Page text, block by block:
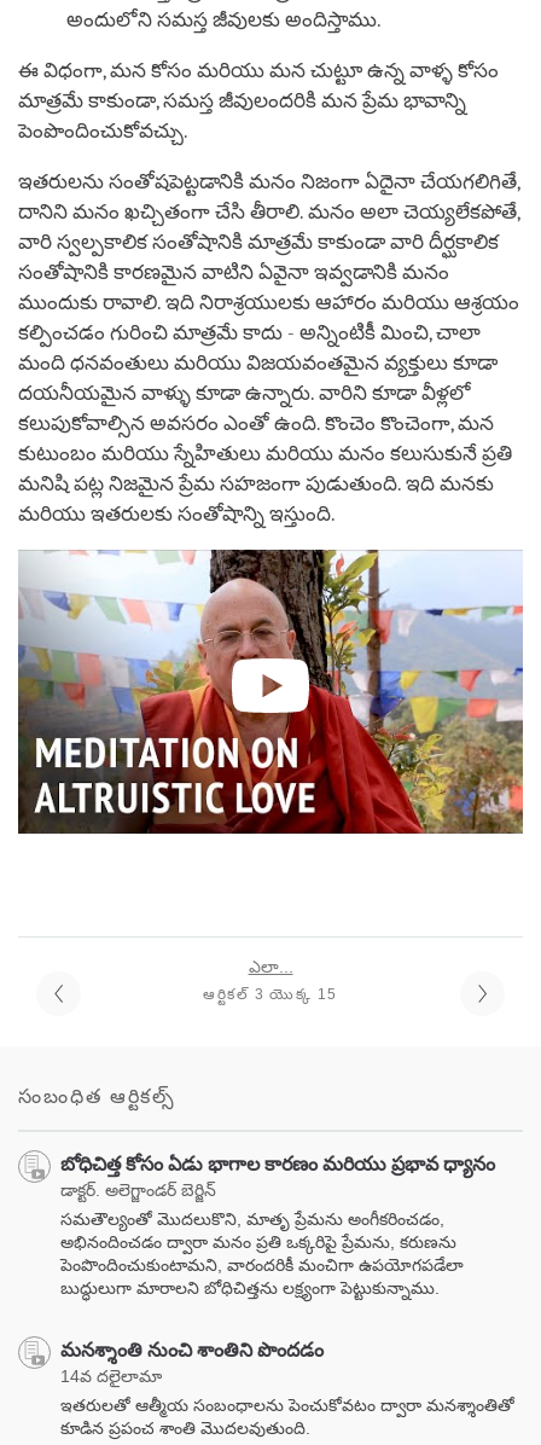
అందులోని సమస్త జీవులకు అందిస్తాము.
ఈ విధంగా, మన కోసం మరియు మన చుట్టూ ఉన్న వాళ్ళ కోసం
మాత్రమే కాకుండా, సమస్త జీవులందరికి మన ప్రేమ భావాన్ని
పెంపొందించుకోవచ్చు.
ఇతరులను సంతోషపెట్టడానికి మనం నిజంగా ఏదైనా చేయగలిగితే,
దానిని మనం ఖచ్చితంగా చేసి తీరాలి. మనం అలా చెయ్యలేకపోతే,
వారి స్వల్పకాలిక సంతోషానికి మాత్రమే కాకుండా వారి దీర్ఘకాలిక
సంతోషానికి కారణమైన వాటిని ఏవైనా ఇవ్వడానికి మనం
ముందుకు రావాలి. ఇది నిరాశ్రయులకు ఆహారం మరియు ఆశ్రయం
కల్పించడం గురించి మాత్రమే కాదు - అన్నింటికీ మించి, చాలా
మంది ధనవంతులు మరియు విజయవంతమైన వ్యక్తులు కూడా
దయనీయమైన వాళ్ళు కూడా ఉన్నారు. వారిని కూడా వీళ్లలో
కలుపుకోవాల్సిన అవసరం ఎంతో ఉంది. కొంచెం కొంచెంగా, మన
కుటుంబం మరియు స్నేహితులు మరియు మనం కలుసుకునే ప్రతి
మనిషి పట్ల నిజమైన ప్రేమ సహజంగా పుడుతుంది. ఇది మనకు
మరియు ఇతరులకు సంతోషాన్ని ఇస్తుంది.
ఎలా...
ఆర్టికల్ 3 యొక్క 15
సంబంధిత ఆర్టికల్స్
బోధిచిత్త కోసం ఏడు భాగాల కారణం మరియు ప్రభావ ధ్యానం
డాక్టర్. అలెగ్జాండర్ బెర్జిన్
సమతౌల్యంతో మొదలుకొని, మాతృ ప్రేమను అంగీకరించడం,
అభినందించడం ద్వారా మనం ప్రతి ఒక్కరిపై ప్రేమను, కరుణను
పెంపొందించుకుంటామని, వారందరికీ మంచిగా ఉపయోగపడేలా
బుద్ధులుగా మారాలని బోధిచిత్తను లక్ష్యంగా పెట్టుకున్నాము.
మనశ్శాంతి నుంచి శాంతిని పొందడం
14వ దలైలామా
ఇతరులతో ఆత్మీయ సంబంధాలను పెంచుకోవటం ద్వారా మనశ్శాంతితో
కూడిన ప్రపంచ శాంతి మొదలవుతుంది.